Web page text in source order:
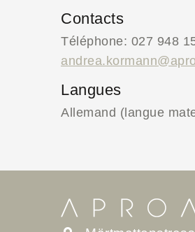
Contacts
Téléphone: 027 948
Langues
Allemand (langue